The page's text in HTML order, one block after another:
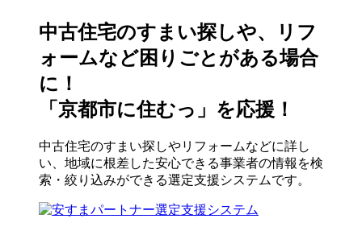
中古住宅のすまい探しや、リフ
ォームなど困りごとがある場合
に！
「京都市に住むっ」を応援！
中古住宅のすまい探しやリフォームなどに詳し
い、地域に根差した安心できる事業者の情報を検
索・絞り込みができる選定支援システムです。